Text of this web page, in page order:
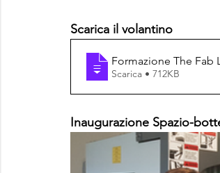
Scarica il volantino
Formazione The Fab
Scarica • 712KB
Inaugurazione Spazio-